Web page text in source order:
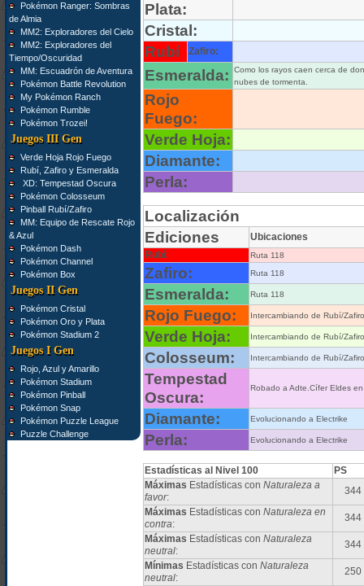
Pokémon Ranger: Sombras
de Almia
MM2: Exploradores del Cielo
MM2: Exploradores del
Tiempo/Oscuridad
MM: Escuadrón de Aventura
Pokémon Battle Revolution
My Pokémon Ranch
Pokémon Rumble
Pokémon Trozei!
Juegos III Gen
Verde Hoja Rojo Fuego
Rubí, Zafiro y Esmeralda
XD: Tempestad Oscura
Pokémon Colosseum
Pinball Rubí/Zafiro
MM: Equipo de Rescate Rojo
& Azul
Pokémon Dash
Pokémon Channel
Pokémon Box
Juegos II Gen
Pokémon Cristal
Pokémon Oro y Plata
Pokémon Stadium 2
Juegos I Gen
Rojo, Azul y Amarillo
Pokémon Stadium
Pokémon Pinball
Pokémon Snap
Pokémon Puzzle League
Puzzle Challenge
Plata:
Cristal:
Rubí
Zafiro:
Esmeralda:
Como los rayos caen cerca de
nubes de tormenta.
Rojo
Fuego:
Verde Hoja:
Diamante:
Perla:
Localización
Ediciones
Ubicaciones
Rubí:
Ruta 118
Zafiro: Ruta 118
Esmeralda: Ruta 118
Rojo Fuego: Intercambiando de Rubí/
Verde Hoja: Intercambiando de Rubí/
Colosseum: Intercambiando de Rubí/
Tempestad
Oscura:
Robado a Adte.Cífer Eldes
Diamante: Evolucionando a Electrike
Perla: Evolucionando a Electrike
Estadísticas al Nivel 100
PS
Máximas Estadísticas con Naturaleza a
favor:
344
Máximas Estadísticas con Naturaleza en
contra:
344
Máximas Estadísticas con Naturaleza
neutral:
344
Mínimas Estadísticas con Naturaleza
neutral:
250